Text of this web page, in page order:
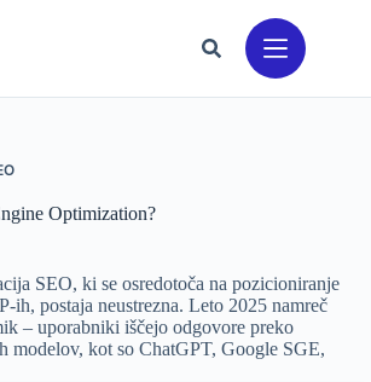
Optimization?
SEO, ki se osredotoča na pozicioniranje
ih, postaja neustrezna. Leto 2025 namreč
– uporabniki iščejo odgovore preko
modelov, kot so ChatGPT, Google SGE,